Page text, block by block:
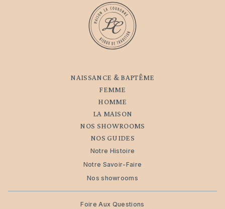
NAISSANCE & BAPTÊME
FEMME
HOMME
LA MAISON
NOS SHOWROOMS
NOS GUIDES
Notre Histoire
Notre Savoir-Faire
Nos showrooms
Foire Aux Questions